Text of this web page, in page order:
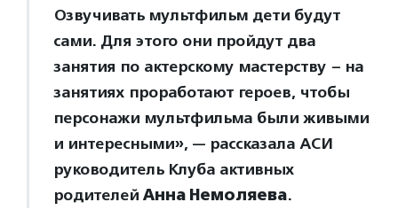
Озвучивать мультфильм дети будут
сами. Для этого они пройдут два
занятия по актерскому мастерству – на
занятиях проработают героев, чтобы
персонажи мультфильма были живыми
и интересными», — рассказала АСИ
руководитель Клуба активных
родителей Анна Немоляева.